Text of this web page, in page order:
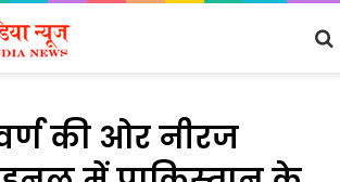
की ओर नीरज